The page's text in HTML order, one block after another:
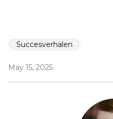
Succesverhalen
May 15, 2025